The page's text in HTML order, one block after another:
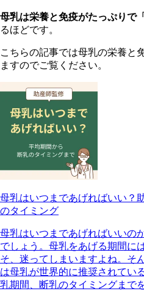
母乳は栄養と免疫がたっぷりで
るほどです。
こちらの記事では母乳の栄養と
ますのでご覧ください。
母乳はいつまであげればいい？
のタイミング
母乳はいつまであげればいいの
でしょう。母乳をあげる期間に
そ、迷ってしまいますよね。そ
は母乳が世界的に推奨されてい
乳期間、断乳のタイミングまで